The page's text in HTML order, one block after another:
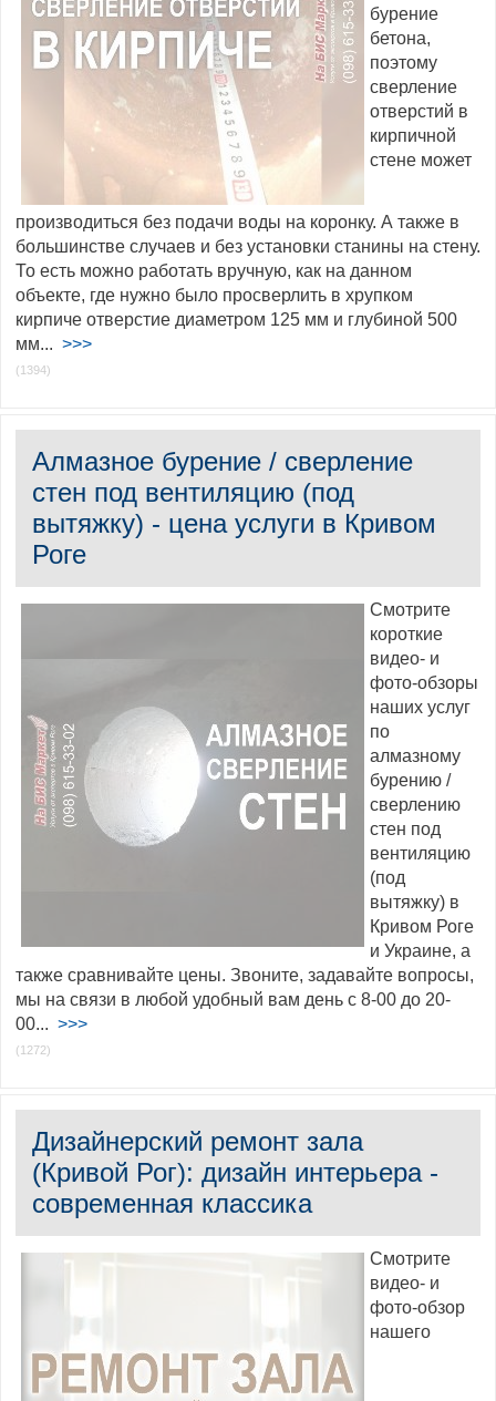
бурение
бетона,
поэтому
сверление
отверстий в
кирпичной
стене может
производиться без подачи воды на коронку. А также в
большинстве случаев и без установки станины на стену.
То есть можно работать вручную, как на данном
объекте, где нужно было просверлить в хрупком
кирпиче отверстие диаметром 125 мм и глубиной 500
мм... >>>
(1394)
Алмазное бурение / сверление
стен под вентиляцию (под
вытяжку) - цена услуги в Кривом
Роге
Смотрите
короткие
видео- и
фото-обзоры
наших услуг
по
алмазному
бурению /
сверлению
стен под
вентиляцию
(под
вытяжку) в
Кривом Роге
и Украине, а
также сравнивайте цены. Звоните, задавайте вопросы,
мы на связи в любой удобный вам день с 8-00 до 20-
00... >>>
(1272)
Дизайнерский ремонт зала
(Кривой Рог): дизайн интерьера -
современная классика
Смотрите
видео- и
фото-обзор
нашего